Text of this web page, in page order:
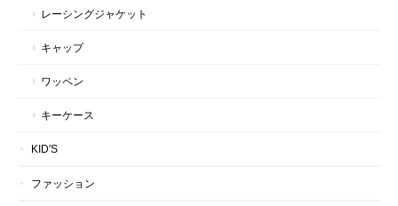
レーシングジャケット
キャップ
ワッペン
キーケース
KID'S
ファッション